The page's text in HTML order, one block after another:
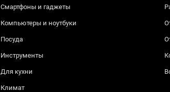
Смартфоны и гаджеты
Компьютеры и ноутбуки
Посуда
Инструменты
Для кухни
Климат